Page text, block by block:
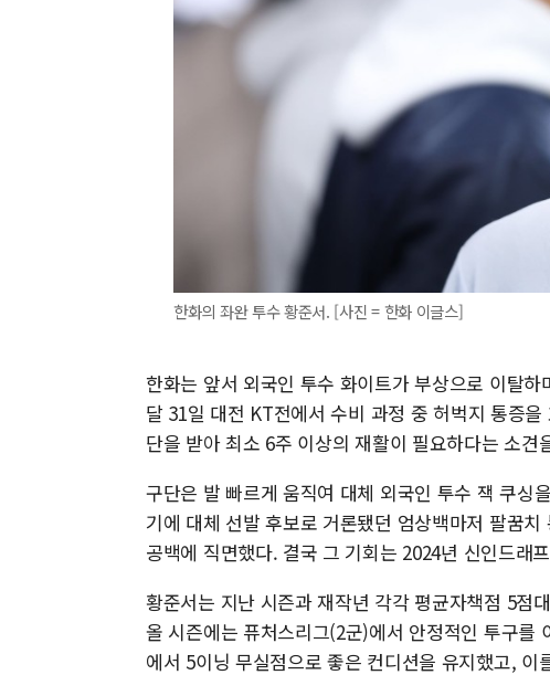
한화의 좌완 투수 황준서. [사진 = 한화 이글스]
한화는 앞서 외국인 투수 화이트가 부상으로 이탈
달 31일 대전 KT전에서 수비 과정 중 허벅지 통증
단을 받아 최소 6주 이상의 재활이 필요하다는 소견
구단은 발 빠르게 움직여 대체 외국인 투수 잭 쿠싱
기에 대체 선발 후보로 거론됐던 엄상백마저 팔꿈
공백에 직면했다. 결국 그 기회는 2024년 신인드래
황준서는 지난 시즌과 재작년 각각 평균자책점 5점
올 시즌에는 퓨처스리그(2군)에서 안정적인 투구를
에서 5이닝 무실점으로 좋은 컨디션을 유지했고,